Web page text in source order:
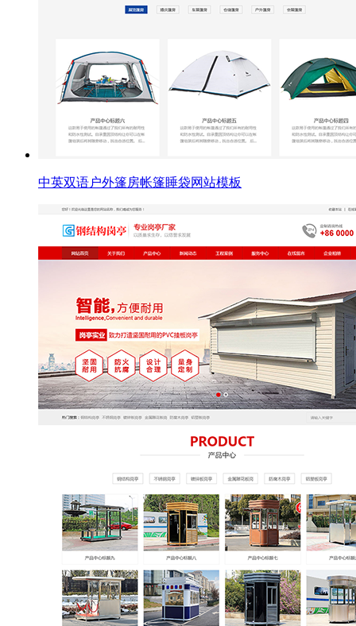
中英双语户外篷房帐篷睡袋网站模板